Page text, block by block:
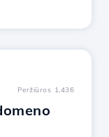
Peržiūros 1,436